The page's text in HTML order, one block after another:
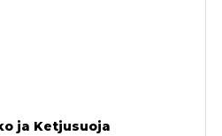
ja Ketjusuoja